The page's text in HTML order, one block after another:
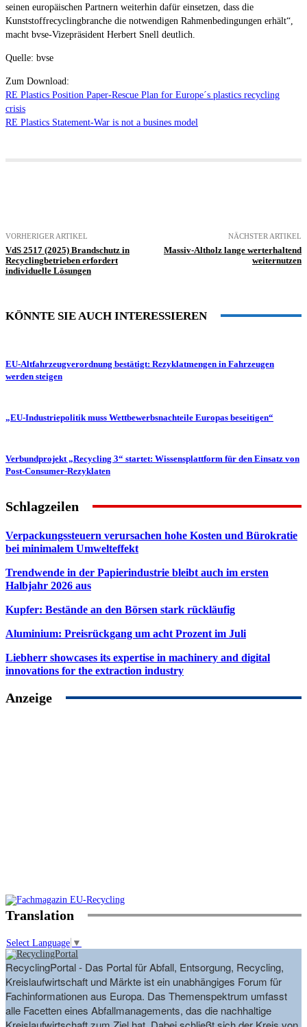
seinen europäischen Partnern weiterhin dafür einsetzen, dass die
Kunststoffrecyclingbranche die notwendigen Rahmenbedingungen erhält“,
macht bvse-Vizepräsident Herbert Snell deutlich.
Quelle: bvse
Zum Download:
RE Plastics Position Paper-Rescue Plan for Europe´s plastics recycling
crisis
RE Plastics Statement-War is not a busines model
VORHERIGER ARTIKEL
VdS 2517 (2025) Brandschutz in
Recyclingbetrieben erfordert
individuelle Lösungen
NÄCHSTER ARTIKEL
Massiv-Altholz lange werterhaltend
weiternutzen
KÖNNTE SIE AUCH INTERESSIEREN
EU-Altfahrzeugverordnung bestätigt: Rezyklatmengen in Fahrzeugen
werden steigen
„EU-Industriepolitik muss Wettbewerbsnachteile Europas beseitigen“
Verbundprojekt „Recycling 3“ startet: Wissensplattform für den Einsatz von
Post-Consumer-Rezyklaten
Schlagzeilen
Verpackungssteuern verursachen hohe Kosten und Bürokratie
bei minimalem Umwelteffekt
Trendwende in der Papierindustrie bleibt auch im ersten
Halbjahr 2026 aus
Kupfer: Bestände an den Börsen stark rückläufig
Aluminium: Preisrückgang um acht Prozent im Juli
Liebherr showcases its expertise in machinery and digital
innovations for the extraction industry
Anzeige
Translation
Select Language ▼
RecyclingPortal - Das Portal für Abfall, Entsorgung, Recycling,
Kreislaufwirtschaft und Märkte ist ein unabhängiges Forum für
Fachinformationen aus Europa. Das Themenspektrum umfasst
alle Facetten eines Abfallmanagements, das die nachhaltige